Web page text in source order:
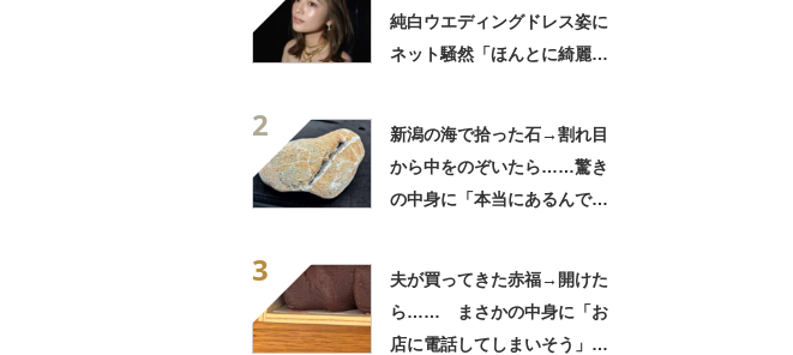
純白ウエディングドレス姿に
ネット騒然「ほんとに綺麗」
2
新潟の海で拾った石→割れ目
から中をのぞいたら……驚き
の中身に「本当にあるんです
3
夫が買ってきた赤福→開けた
ら…… まさかの中身に「お
店に電話してしまいそう」